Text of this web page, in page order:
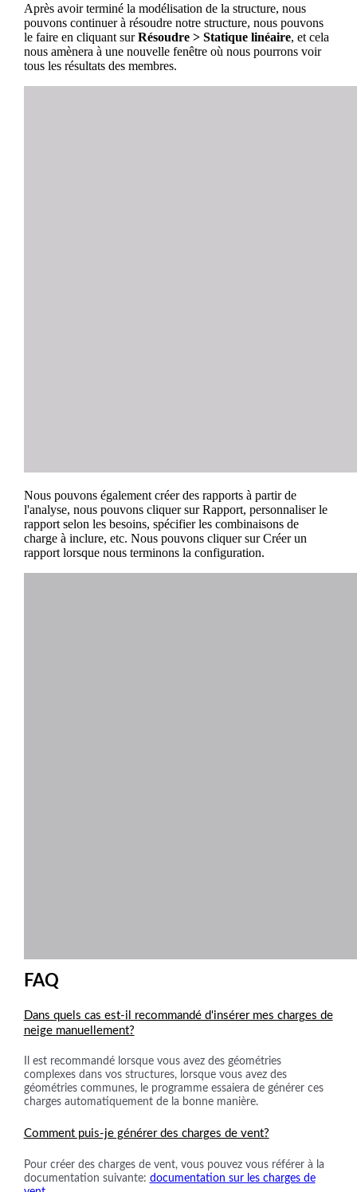
Après avoir terminé la modélisation de la structure, nous
pouvons continuer à résoudre notre structure, nous pouvons
le faire en cliquant surRésoudre > Statique linéaire, et cela
nous amènera à une nouvelle fenêtre où nous pourrons voir
tous les résultats des membres.
Nous pouvons également créer des rapports à partir de
l'analyse, nous pouvons cliquer sur Rapport, personnaliser le
rapport selon les besoins, spécifier les combinaisons de
charge à inclure, etc. Nous pouvons cliquer sur Créer un
rapport lorsque nous terminons la configuration.
FAQ
Dans quels cas est-il recommandé d'insérer mes charges de
neige manuellement?
Il est recommandé lorsque vous avez des géométries
complexes dans vos structures, lorsque vous avez des
géométries communes, le programme essaiera de générer ces
charges automatiquement de la bonne manière.
Comment puis-je générer des charges de vent?
Pour créer des charges de vent, vous pouvez vous référer à la
documentation suivante: documentation sur les charges de